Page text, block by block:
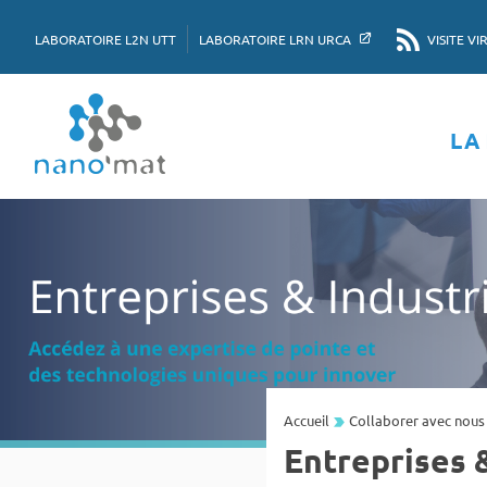
LABORATOIRE L2N UTT LABORATOIRE LRN URCA VISITE
LA
Accueil Collaborer avec nous
Entreprises
pements de pointe et à une